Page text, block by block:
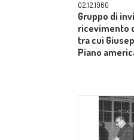
02.12.1960
Gruppo di
ricevimento
tra cui
Piano